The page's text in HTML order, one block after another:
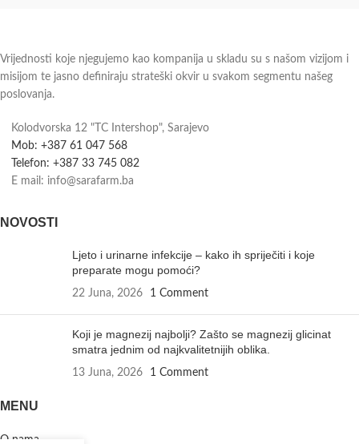
Vrijednosti koje njegujemo kao kompanija u skladu su s našom vizijom i
misijom te jasno definiraju strateški okvir u svakom segmentu našeg
poslovanja.
Kolodvorska 12 "TC Intershop", Sarajevo
Mob: +387 61 047 568
Telefon: +387 33 745 082
E mail: info@sarafarm.ba
NOVOSTI
Ljeto i urinarne infekcije – kako ih spriječiti i koje
preparate mogu pomoći?
22 Juna, 2026 1 Comment
Koji je magnezij najbolji? Zašto se magnezij glicinat
smatra jednim od najkvalitetnijih oblika.
13 Juna, 2026 1 Comment
MENU
O nama